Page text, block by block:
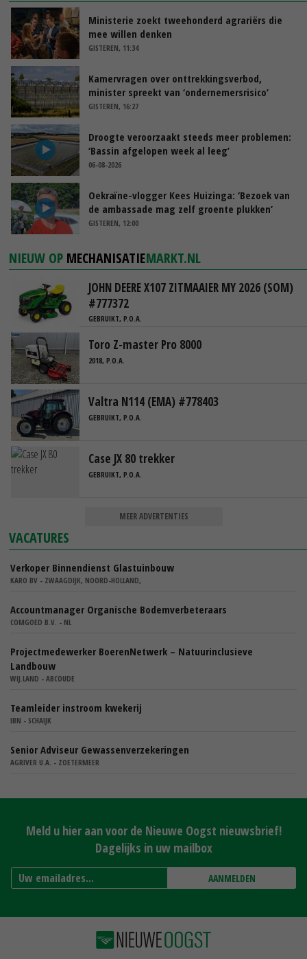
Ministerie zoekt tweehonderd agrariërs die
mee willen denken
GISTEREN, 11:34
Kamervragen over onttrekkingsverbod,
minister spreekt van ‘ondernemersrisico’
GISTEREN, 16:27
Droogte veroorzaakt steeds meer problemen:
‘Bassin afgelopen week al leeg’
06-08-2026
Oekraïne-vlogger Kees Huizinga: ‘Bezoek van
de ambassade mag zelf groente plukken’
GISTEREN, 12:00
NIEUW OP MECHANISATIEMARKT.NL
JOHN DEERE X107 ZITMAAIER MY 2026 (SOM)
#777372
GEBRUIKT, P.O.A.
Toro Z-master Pro 8000
2018, P.O.A.
Valtra N114 (EMA) #778403
GEBRUIKT, P.O.A.
Case JX 80 trekker
GEBRUIKT, P.O.A.
MEER ADVERTENTIES
VACATURES
Verkoper Binnendienst Glastuinbouw
KARO BV - ZWAAGDIJK, NOORD-HOLLAND,
Accountmanager Organische Bodemverbeteraars
COMGOED B.V. - NL
Projectmedewerker BoerenNetwerk – Natuurinclusieve
Landbouw
WIJ.LAND - ABCOUDE
Teamleider instroom kwekerij
IBN - SCHAIJK
Senior Adviseur Gewassenverzekeringen
AGRIVER U.A. - ZOETERMEER
Meld u hier aan voor de Nieuwe Oogst nieuwsbrief!
Dagelijks in uw mailbox
AANMELDEN